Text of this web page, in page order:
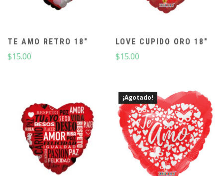
TE AMO RETRO 18″
$15.00
LOVE CUPIDO ORO 18″
$15.00
¡Agotado!